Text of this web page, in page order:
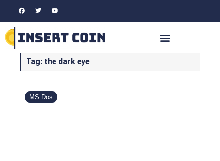
Tag: the dark eye
MS Dos